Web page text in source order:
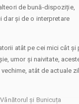
de bună-dispoziție,
dar și de o interpretare
atât pe cei mici cât și
umor și naivitate,
atât de actuale
și Bunicuța